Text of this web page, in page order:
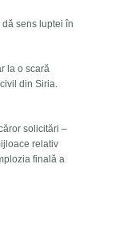
sens luptei în
la o scară
din Siria.
solicitări –
relativ
finală a